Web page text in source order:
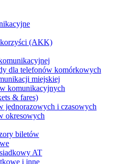
(AKK)
dla telefonów komórkowych
miejskiej
komunikacyjnych
& fares)
jednorazowych i czasowych
okresowych
biletów
AT
i inne